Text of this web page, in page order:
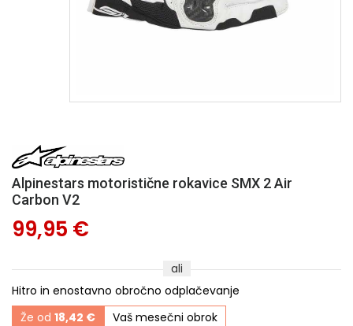
Alpinestars motoristične rokavice SMX 2 Air
Carbon V2
99,95 €
ali
Hitro in enostavno obročno odplačevanje
Že od 18,42 €
Vaš mesečni obrok